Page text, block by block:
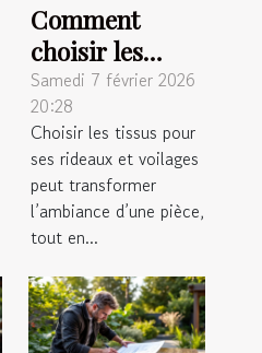
Comment
choisir les
meilleurs tissus
pour vos
rideaux et
voilages ?
Samedi 7 février 2026
20:28
Choisir les tissus pour
ses rideaux et voilages
peut transformer
l’ambiance d’une pièce,
tout en...